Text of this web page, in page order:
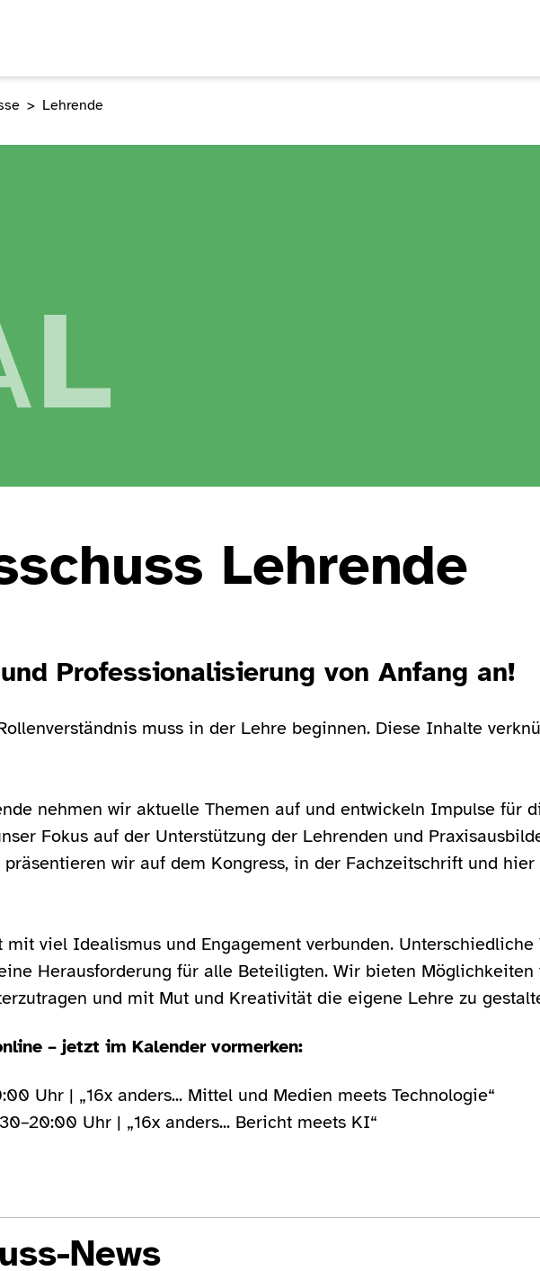
Lehrende
Lehrende
Professionalisierung von Anfang an!
muss in der Lehre beginnen. Diese Inhalte
nehmen wir aktuelle Themen auf und entwickeln Impulse für
Fokus auf der Unterstützung der Lehrenden und
präsentieren wir auf dem Kongress, in der Fachzeitschrift und
viel Idealismus und Engagement verbunden.
Herausforderung für alle Beteiligten. Wir bieten
und mit Mut und Kreativität die eigene Lehre zu
– jetzt im Kalender vormerken:
Uhr | „16x anders... Mittel und Medien meets Technologie“
Uhr | „16x anders... Bericht meets KI“
News